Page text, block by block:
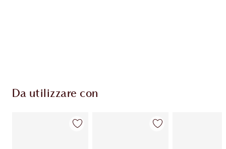
Da utilizzare con